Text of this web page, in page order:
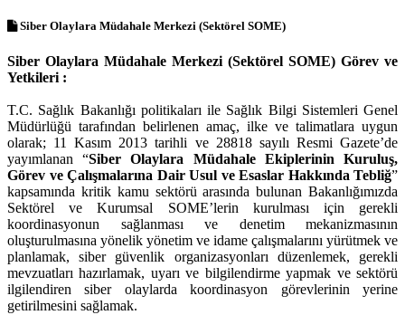
Siber Olaylara Müdahale Merkezi (Sektörel SOME)
Siber Olaylara Müdahale Merkezi (Sektörel SOME) Görev ve
Yetkileri :
T.C. Sağlık Bakanlığı politikaları ile Sağlık Bilgi Sistemleri Genel
Müdürlüğü tarafından belirlenen amaç, ilke ve talimatlara uygun
olarak; 11 Kasım 2013 tarihli ve 28818 sayılı Resmi Gazete’de
yayımlanan “Siber Olaylara Müdahale Ekiplerinin Kuruluş,
Görev ve Çalışmalarına Dair Usul ve Esaslar Hakkında Tebliğ”
kapsamında kritik kamu sektörü arasında bulunan Bakanlığımızda
Sektörel ve Kurumsal SOME’lerin kurulması için gerekli
koordinasyonun sağlanması ve denetim mekanizmasının
oluşturulmasına yönelik yönetim ve idame çalışmalarını yürütmek ve
planlamak, siber güvenlik organizasyonları düzenlemek, gerekli
mevzuatları hazırlamak, uyarı ve bilgilendirme yapmak ve sektörü
ilgilendiren siber olaylarda koordinasyon görevlerinin yerine
getirilmesini sağlamak.